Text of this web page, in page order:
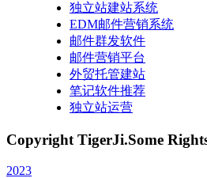
独立站建站系统
EDM邮件营销系统
邮件群发软件
邮件营销平台
外贸托管建站
笔记软件推荐
独立站运营
Copyright TigerJi.Some
2023